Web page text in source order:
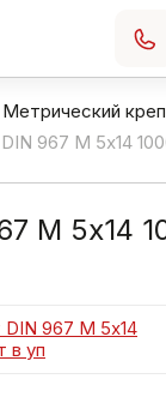
Метрический
967 М 5х14
М 5х14